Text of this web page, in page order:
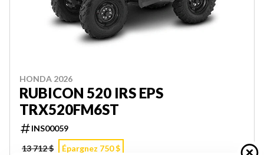
HONDA 2026
RUBICON 520 IRS EPS
TRX520FM6ST
INS00059
13 712 $
Épargnez 750 $